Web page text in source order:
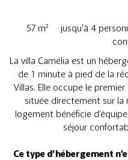
57 m² jusqu'à 4
La villa Camélia est un
de 1 minute à pied de la
Villas. Elle occupe le
située directement sur la
logement bénéficie
séjour
Ce type d’hébergement